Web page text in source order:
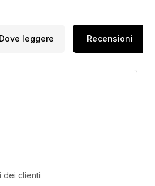
Dove leggere Recensioni
dei clienti